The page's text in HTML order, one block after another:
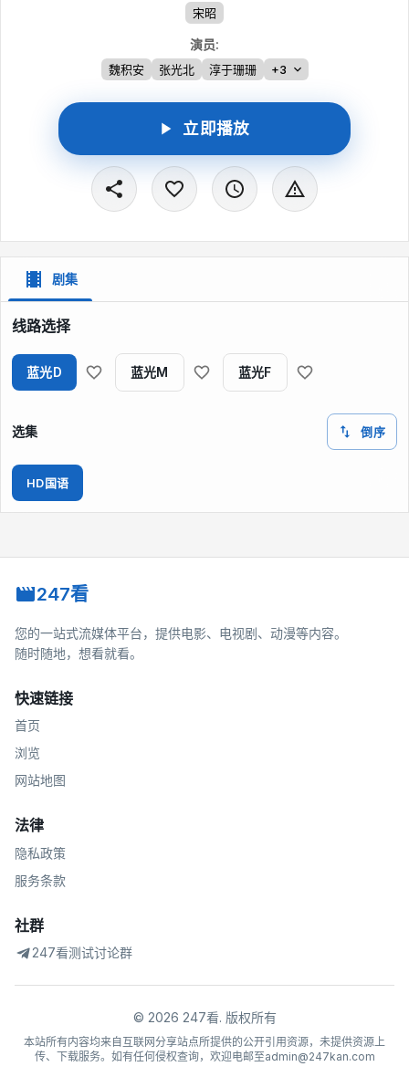
宋昭
演员:
魏积安 张光北 淳于珊珊 +3
立即播放
剧集
线路选择
蓝光D 蓝光M 蓝光F
选集 倒序
HD国语
247看
您的一站式流媒体平台，提供电影、电视剧、动漫等内容。
随时随地，想看就看。
快速链接
首页
浏览
网站地图
法律
隐私政策
服务条款
社群
247看测试讨论群
© 2026 247看. 版权所有
本站所有内容均来自互联网分享站点所提供的公开引用资源，未提供资源上
传、下载服务。如有任何侵权查询，欢迎电邮至admin@247kan.com